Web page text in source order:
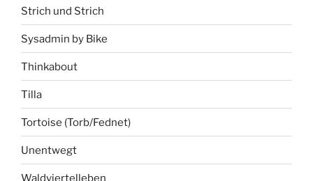
Strich und Strich
Sysadmin by Bike
Thinkabout
Tilla
Tortoise (Torb/Fednet)
Unentwegt
Waldviertelleben